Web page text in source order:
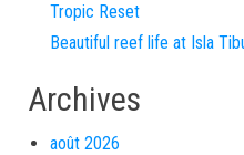
Tropic Reset
Beautiful reef life at Isla
Archives
août 2026